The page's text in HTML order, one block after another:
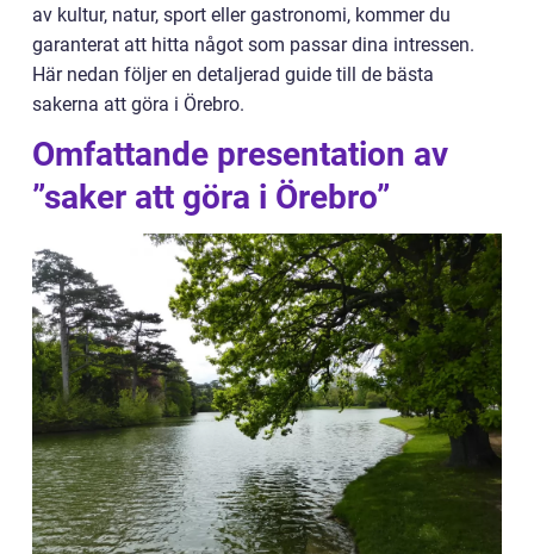
av kultur, natur, sport eller gastronomi, kommer du
garanterat att hitta något som passar dina intressen.
Här nedan följer en detaljerad guide till de bästa
sakerna att göra i Örebro.
Omfattande presentation av
”saker att göra i Örebro”